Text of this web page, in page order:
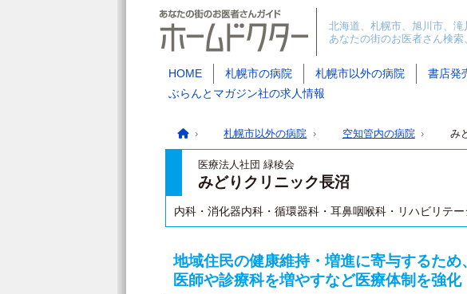
北海道、札幌市、旭川市、
あなたの街のお医者さん検索
HOME 札幌市の病院 札幌市以外の病院 書店発
ぶらんとマガジン社の求人情報
札幌市以外の病院 空知管内の病院 み
医療法人社団 緑稜会
みどりクリニック長沼
内科・消化器内科・循環器科・耳鼻咽喉科・リハビリテ
地域住民の健康維持・増進に寄与するため、
医師や診療科を増やすなど医療体制を強化